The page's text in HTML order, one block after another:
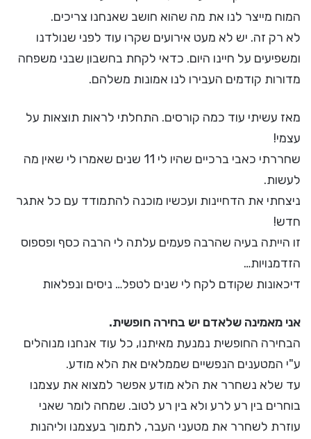
המוח מייצר לנו את מה שהוא חושב שאנחנו צריכים.
לא רק זה. יש לא מעט אירועים שקרו עוד לפני שנולדנו
ומשפיעים על חיינו היום. כדאי לקחת בחשבון שבני משפחה
מדורות קודמים העבירו לנו אמונות משלהם.
מאז עשיתי עוד כמה קורסים. התחלתי לראות תוצאות על
עצמי!
שחררתי כאבי ברכיים שהיו לי 11 שנים שאמרו לי שאין מה
לעשות.
ניצחתי את הדחיינות ועכשיו מוכנה להתמודד עם כל אתגר
חדש!
זו הייתה בעיה שהרבה פעמים עלתה לי הרבה כסף ופספוס
הזדמנויות…
דיכאונות שקודם לקח לי שנים לטפל… ניסים ונפלאות
אני מאמינה שלאדם יש בחירה חופשית.
הבחירה החופשית נמנעת מאיתנו, כל עוד אנחנו מנוהלים
ע"י המטענים הנפשיים שממלאים את הלא מודע.
עד שלא נשחרר את הלא מודע אפשר למצוא את עצמנו
בוחרים בין רע לרע ולא בין רע לטוב. שמחה לומר שאני
עוזרת לשחרר את מטעני העבר, לתמוך בעצמנו וליהנות